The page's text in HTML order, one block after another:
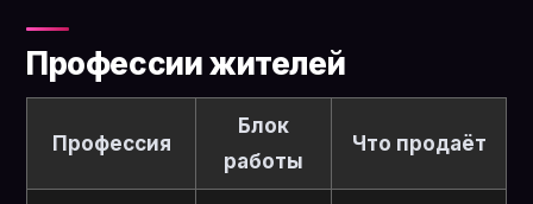
Профессии жителей
Профессия
Блок
работы
Что продаёт